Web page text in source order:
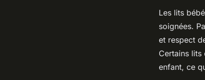
Les lits
soignées.
et respect
Certains
enfant, ce